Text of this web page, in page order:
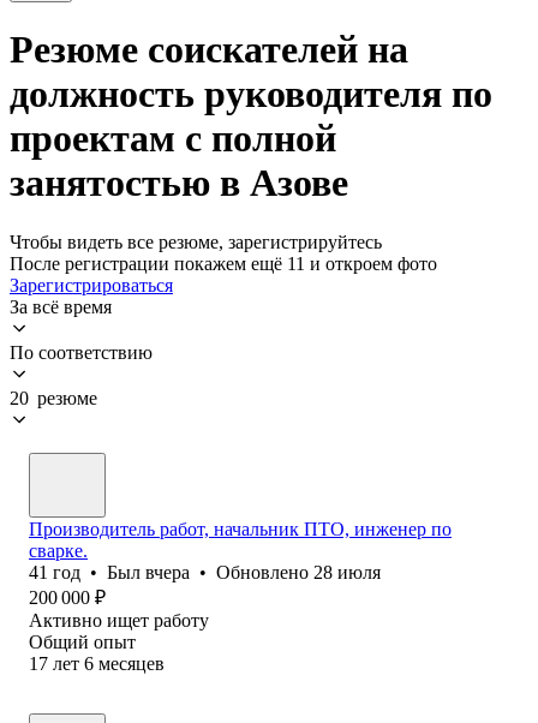
Резюме соискателей на
должность руководителя по
проектам с полной
занятостью в Азове
Чтобы видеть все резюме, зарегистрируйтесь
После регистрации покажем ещё 11 и откроем фото
Зарегистрироваться
За всё время
По соответствию
20 резюме
Производитель работ, начальник ПТО, инженер по
сварке.
41 год • Был вчера • Обновлено 28 июля
200 000 ₽
Активно ищет работу
Общий опыт
17 лет 6 месяцев